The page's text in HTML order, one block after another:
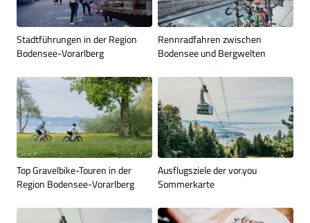
Stadtführungen in der Region
Bodensee-Vorarlberg
Rennradfahren zwischen
Bodensee und Bergwelten
Top Gravelbike-Touren in der
Region Bodensee-Vorarlberg
Ausflugsziele der vor.you
Sommerkarte